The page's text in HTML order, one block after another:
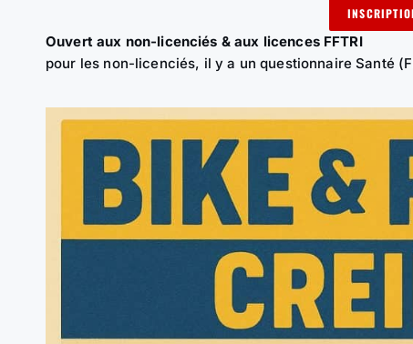
Ouvert aux non-licenciés & aux licences FFTRI
pour les non-licenciés, il y a un questionnaire Santé